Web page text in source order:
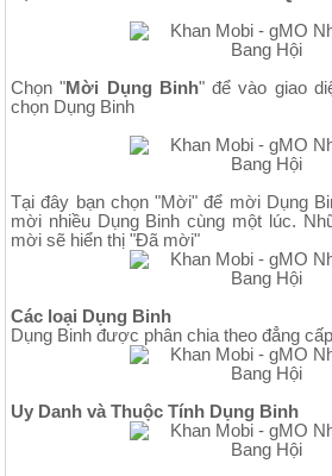
Chọn "Mời Dụng Binh" để vào giao
chọn Dụng Binh
Tại đây bạn chọn "Mời" để mời Dụng
mời nhiều Dụng Binh cùng một lúc.
mời sẽ hiển thị "Đã mời"
Các loại Dụng Binh
Dụng Binh được phân chia theo đẳng
Uy Danh và Thuộc Tính Dụng Binh